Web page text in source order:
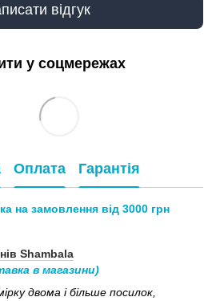
відгук
у соцмережах
Оплата Гарантія
на замовлення від 3000 грн
Shambala
в магазини)
двома і більше посилок,